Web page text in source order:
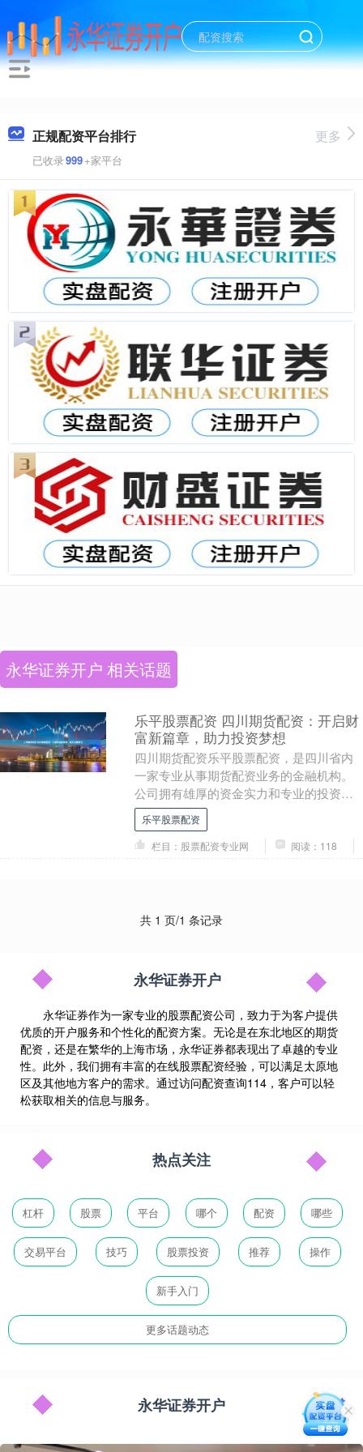
正规配资平台排行
已收录999+家平台
更多
永华证券开户 相关话题
乐平股票配资 四川期货配资：开启财
富新篇章，助力投资梦想
四川期货配资乐平股票配资，是四川省内
一家专业从事期货配资业务的金融机构。
公司拥有雄厚的资金实力和专业的投资团
队，为投资者提供安全、高效、便捷的期
货配资服务。 根....
乐平股票配资
栏目：股票配资专业网
阅读：118
共 1 页/1 条记录
永华证券开户
永华证券作为一家专业的股票配资公司，致力于为客户提供
优质的开户服务和个性化的配资方案。无论是在东北地区的期货
配资，还是在繁华的上海市场，永华证券都表现出了卓越的专业
性。此外，我们拥有丰富的在线股票配资经验，可以满足太原地
区及其他地方客户的需求。通过访问配资查询114，客户可以轻
松获取相关的信息与服务。
热点关注
杠杆 股票 平台 哪个 配资 哪些
交易平台 技巧 股票投资 推荐 操作
新手入门
更多话题动态
永华证券开户